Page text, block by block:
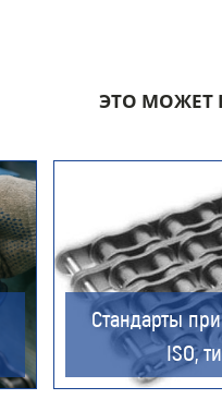
ЭТО МОЖЕТ
Стандарты
ISO,
Номер телефона
Ваш e-
Ваше